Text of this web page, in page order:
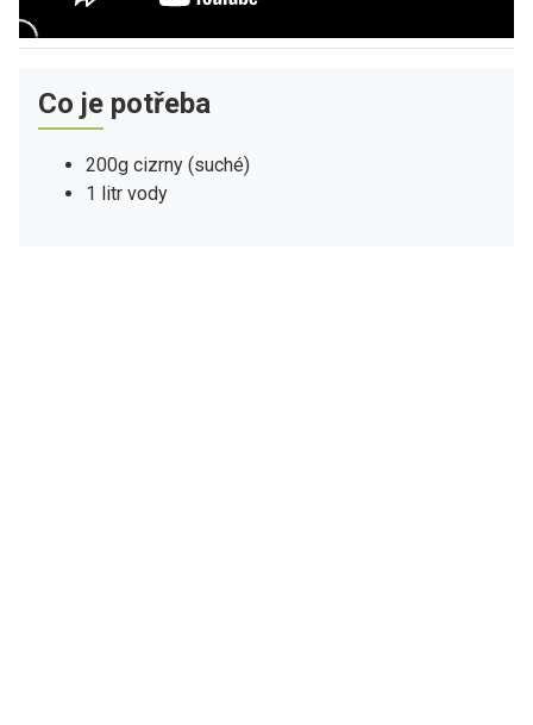
Co je potřeba
200g cizrny (suché)
1 litr vody